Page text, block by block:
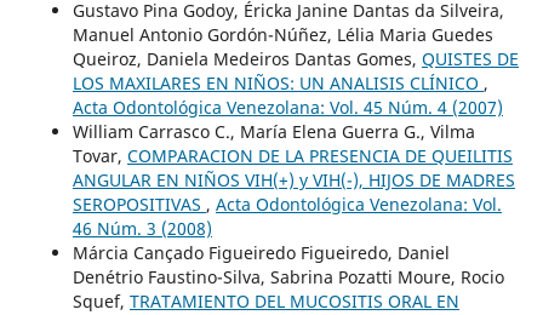
Gustavo Pina Godoy, Éricka Janine Dantas da Silveira,
Manuel Antonio Gordón-Núñez, Lélia Maria Guedes
Queiroz, Daniela Medeiros Dantas Gomes, QUISTES DE
LOS MAXILARES EN NIÑOS: UN ANALISIS CLÍNICO ,
Acta Odontológica Venezolana: Vol. 45 Núm. 4 (2007)
William Carrasco C., María Elena Guerra G., Vilma
Tovar, COMPARACION DE LA PRESENCIA DE QUEILITIS
ANGULAR EN NIÑOS VIH(+) y VIH(-), HIJOS DE MADRES
SEROPOSITIVAS , Acta Odontológica Venezolana: Vol.
46 Núm. 3 (2008)
Márcia Cançado Figueiredo Figueiredo, Daniel
Denétrio Faustino-Silva, Sabrina Pozatti Moure, Rocio
Squef, TRATAMIENTO DEL MUCOSITIS ORAL EN